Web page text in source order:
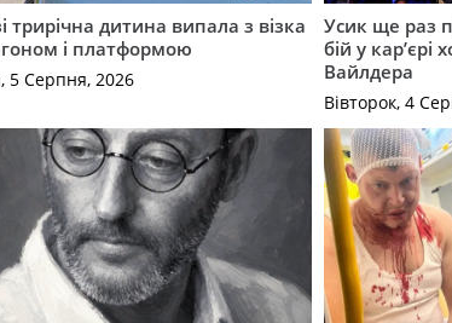
трирічна дитина випала з візка
і платформою
5 Серпня, 2026
Усик ще раз
бій у кар’єрі
Вайлдера
Вівторок, 4